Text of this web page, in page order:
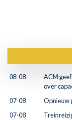
08-08
ACM
over
07-08
Opnieuw
07-08